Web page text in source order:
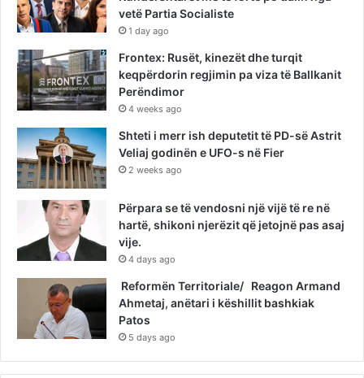
vetë Partia Socialiste
1 day ago
Frontex: Rusët, kinezët dhe turqit
keqpërdorin regjimin pa viza të Ballkanit
Perëndimor
4 weeks ago
Shteti i merr ish deputetit të PD-së Astrit
Veliaj godinën e UFO-s në Fier
2 weeks ago
Përpara se të vendosni një vijë të re në
hartë, shikoni njerëzit që jetojnë pas asaj
vije.
4 days ago
Reformën Territoriale/ Reagon Armand
Ahmetaj, anëtari i këshillit bashkiak
Patos
5 days ago